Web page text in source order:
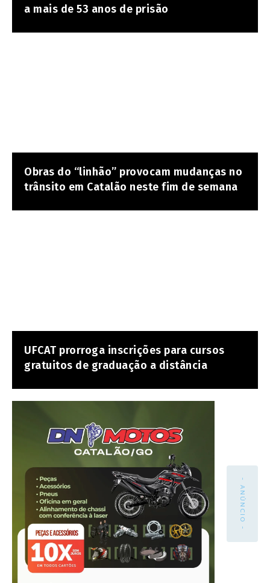
a mais de 53 anos de prisão
Obras do “linhão” provocam mudanças no
trânsito em Catalão neste fim de semana
UFCAT prorroga inscrições para cursos
gratuitos de graduação a distância
- ANÚNCIO -